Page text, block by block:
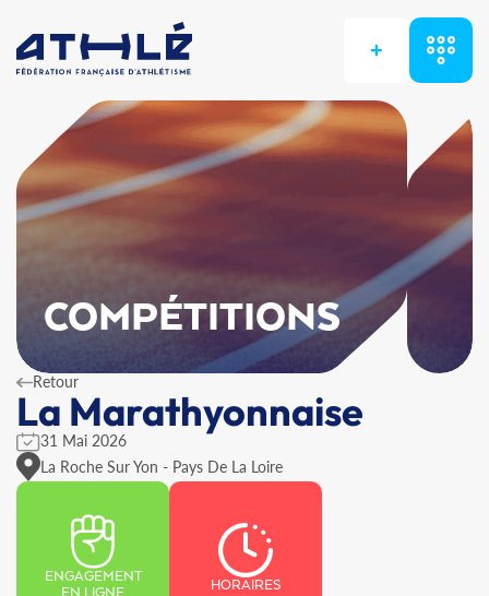
+
COMPÉTITIONS
Retour
La Marathyonnaise
31 Mai 2026
La Roche Sur Yon - Pays De La Loire
ENGAGEMENT
HORAIRES